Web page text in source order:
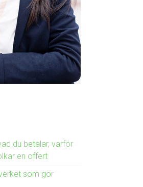
du betalar, varför
en offert
som gör